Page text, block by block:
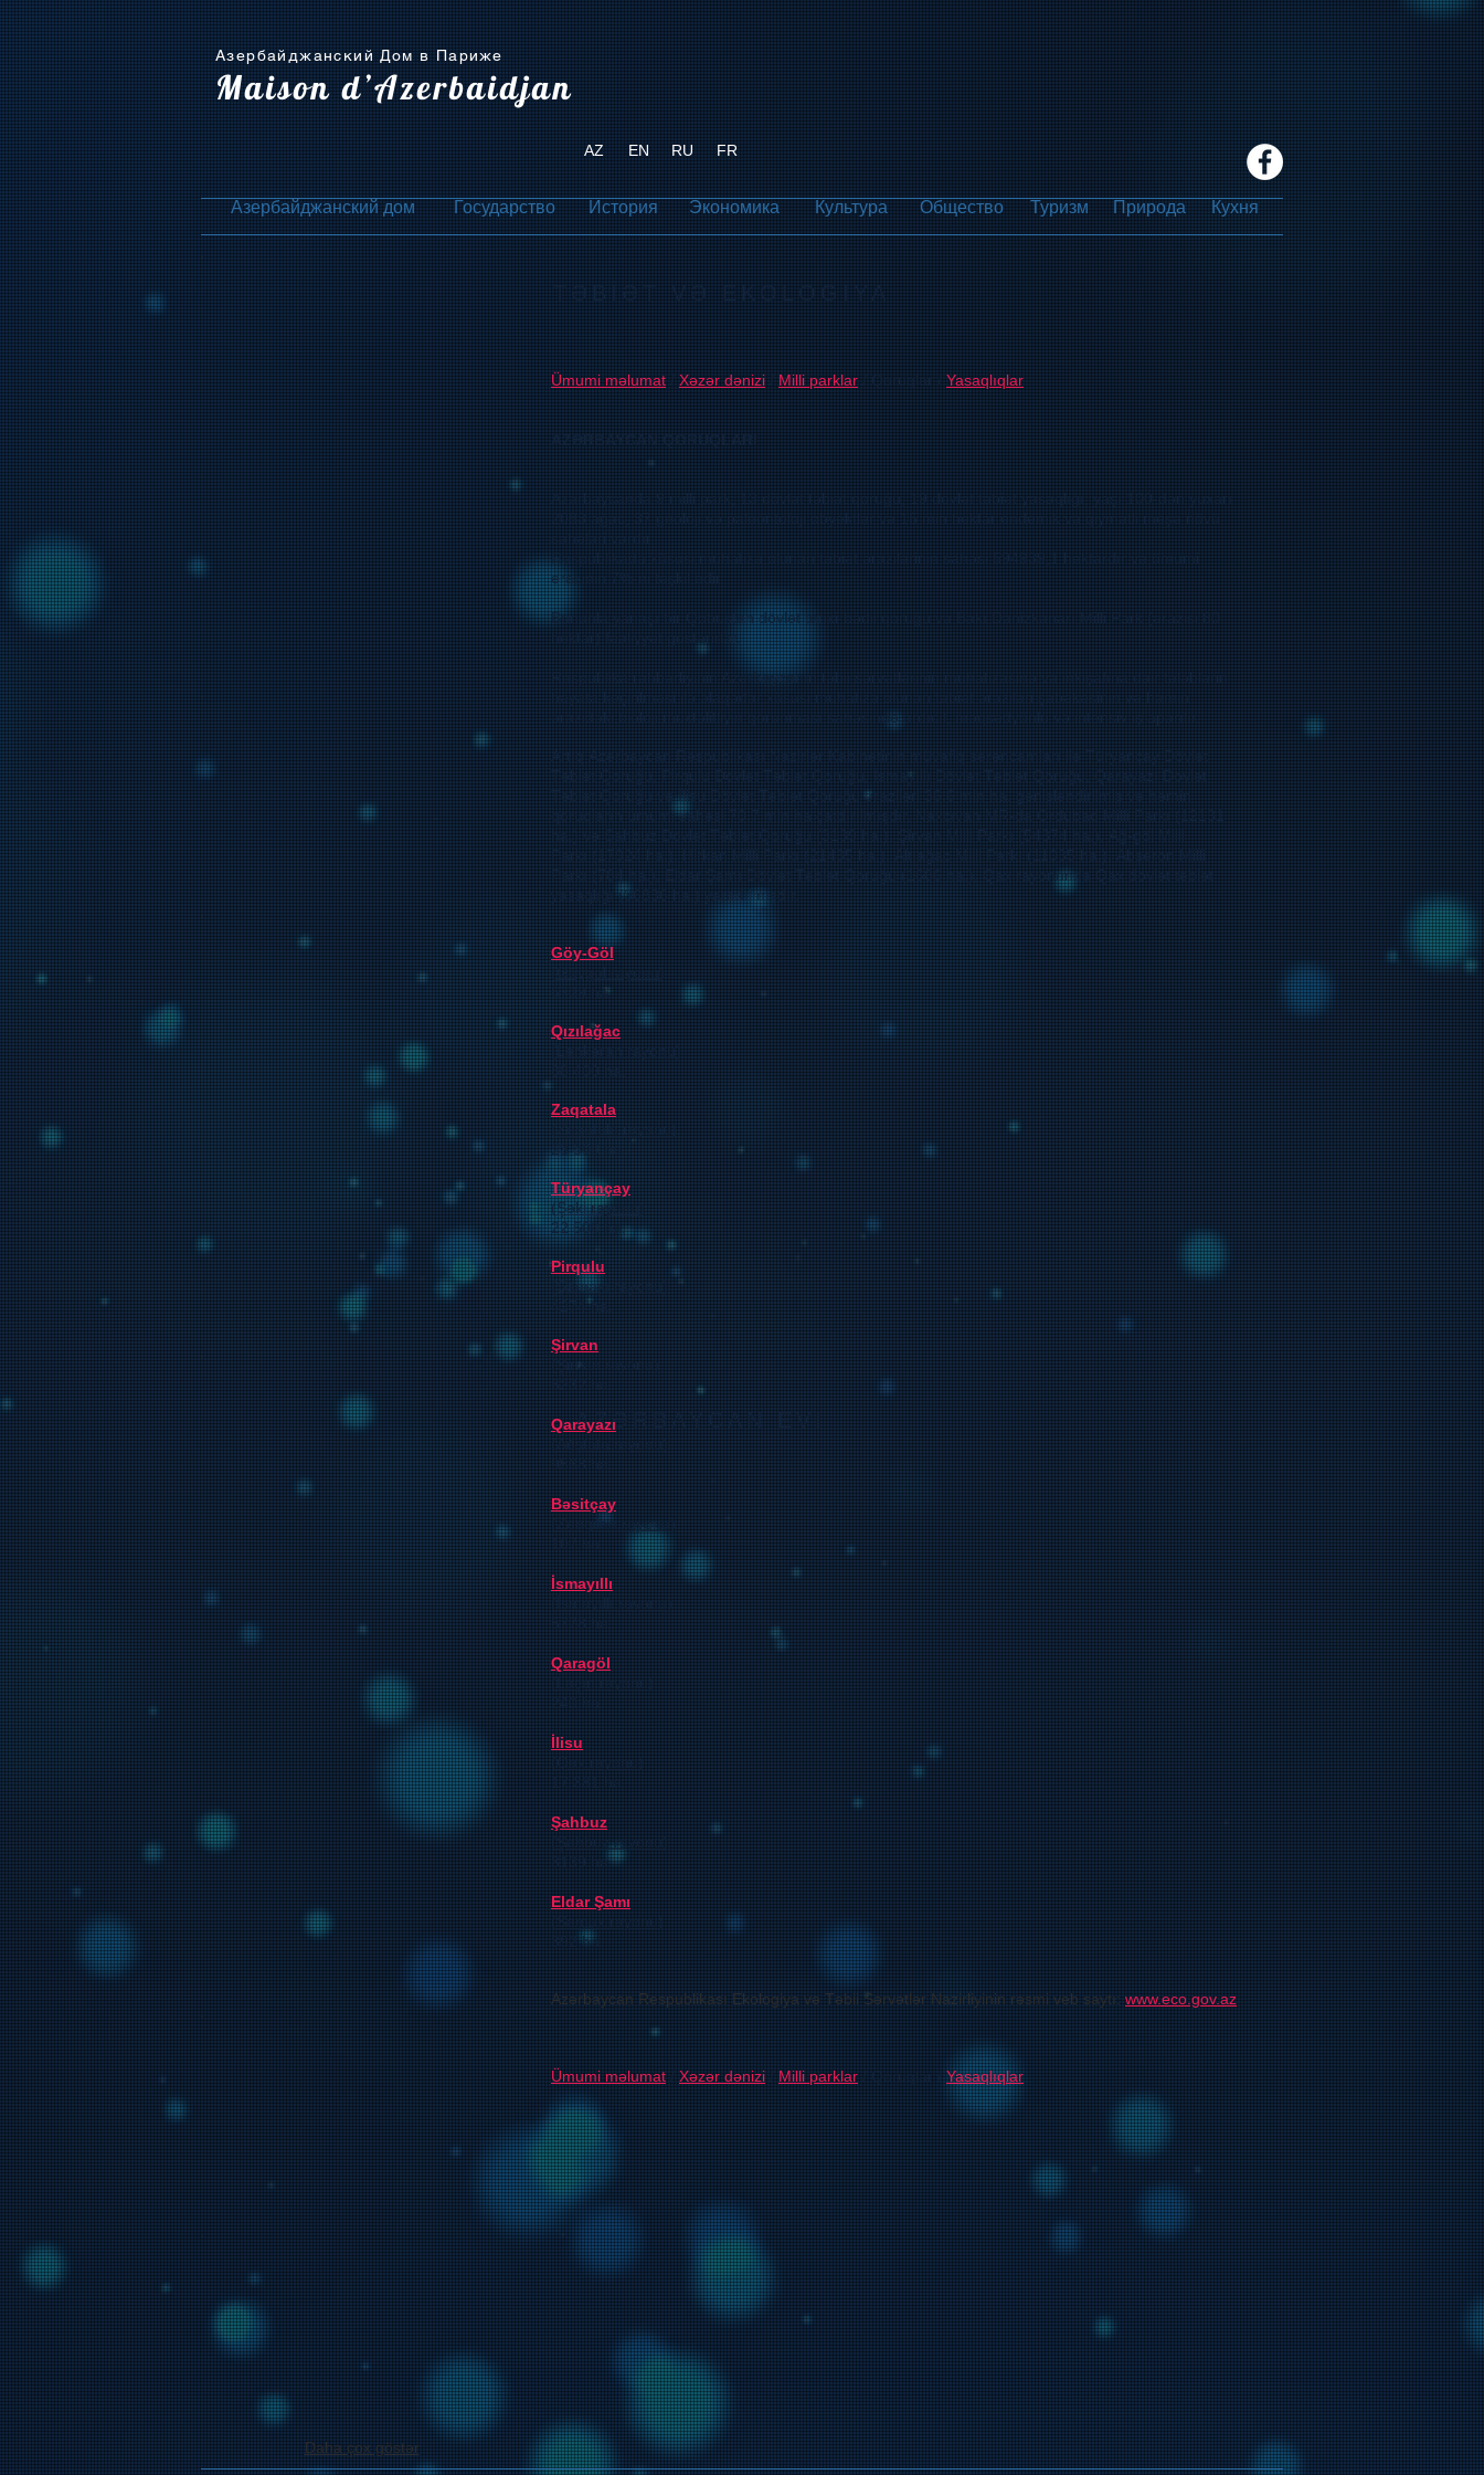
EN RU FR
AZƏRBAYCAN EVİ
Азербайджанский Дом в Париже
Maison d’Azerbaidjan
Азербайджанский дом Государство История Экономика Культура Общество Туризм Природа Кухня
Daha çox göstər
TƏBİƏT VƏ EKOLOGİYA
Ümumi məlumat / Xəzər dənizi / Milli parklar / Qoruqlar / Yasaqlıqlar
AZƏRBAYCAN QORUQLARI
Azərbaycanda 9 milli park, 13 dövlət təbiət qoruğu, 19 dövlət təbiət yasaqlığı, yaşı 100-dən yuxarı
2083 ağac, 37 geoloji və paleontoloji obyektlər və 15 min hektar endemik və qiymətli meşə növü
sahələri vardır.
Respublikada xüsusi mühafizə olunan təbiət ərazilərinin sahəsi 594939,1 hektardır və ümumi
ərazinin 7%-ni təşkil edir.
Bununla yanaşı bir Qobustan dövlət tarixi-bədii qoruğu və Bakı Dənizkənarı Milli Park (ərazisi 80
hektar) fəaliyyət göstərirlər.
Respublika rəhbərliyinin Azərbaycanın təbii sərvətlərinin mühafizəsinə və inkişafına dair tələblərin
həyata keçirilməsi ilə əlaqədar xüsusi mühafizə olunan təbiət əraziləri şəbəkəsinin və həmin
ərazidəki bioloji müxtəlifliyin qorunması sahəsində ardıcıl, məqsədyönlü və intensiv iş aparılır.
Artıq Azərbaycan Respublikası Nazirlər Kabinetinin müvafiq sərəncamları ilə Türyançay Dövlət
Təbiət Qoruğu, Pirqulu Dövlət Təbiət Qoruğu, İsmayıllı Dövlət Təbiət Qoruğu, Qarayazı Dövlət
Təbiət Qoruğu və İlisu Dövlət Təbiət Qoruğu əraziləri 36,6 min ha. genişləndirilmiş və həmin
qoruqların ümumi sahəsi 70,7 min ha çatdırılmışdır, Naxçıvan MR-da Ordubad Milli Parkı (12131
ha.) və Şahbuz Dövlət Təbiət Qoruğu (3139 ha.), Şirvan Milli Parkı (54374 ha.), Ağ-göl Milli
Parkı (17924 ha.), Hirkan Milli Parkı (21435 ha.), Altıağac Milli Parkı (11035 ha.), Abşeron Milli
Parkı (784 ha.), Eldar Şamı Dövlət Təbiət Qoruğu (1686 ha.), Qax rayonunda Qax dövlət təbiət
yasaqlığı (36836 ha.) yaradılmışdır.
Göy-Göl
(Göygöl rayonu)
6739 ha.
Qızılağac
( Lənkəran rayonu)
88 400 ha.
Zaqatala
(Zaqatala rayonu
23 800 ha.
Türyançay
(Şəki rayonu)
22 500 ha.
Pirqulu
(Şamaxı rayonu)
4274 ha.
Şirvan
(Şirvan rayonu)
6232 ha.
Qarayazı
(Ağstafa rayonu)
9568 ha.
Bəsitçay
(Zəngilan rayonu )
107 ha.
İsmayıllı
( İsmayıllı rayonu )
5778 ha.
Qaragöl
( Laçın rayonu
240 ha.
İlisu
(Qax rayonu
17 381 ha.
Şahbuz
(Şahbuz rayonu)
3139 ha.
Eldar Şamı
(Samux rayonu
392 ha.
Azərbaycan Respublikası Ekologiya və Təbii Sərvətlər Nazirliyinin rəsmi veb saytı: www.eco.gov.az
Ümumi məlumat / Xəzər dənizi / Milli parklar / Qoruqlar /Yasaqlıqlar
AZ